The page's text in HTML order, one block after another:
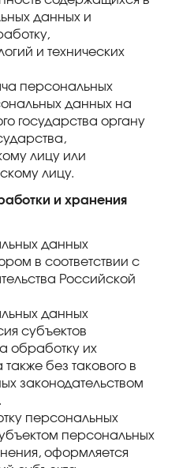
данных и
и технических
персональных
данных на
государства органу
лицу или
лицу.
и хранения
данных
в соответствии с
Российской
данных
субъектов
обработку их
без такового в
законодательством
персональных
персональных
оформляется